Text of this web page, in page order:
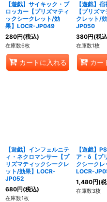
【遊戯】サイキック・ブ
ロッカー【プリズマティ
ックシークレット/効
果】LOCR-JP049
280円(税込)
在庫数6枚
カートに入れる
【遊戯】
【プリズ
クレット/
JP050
380円(税
在庫数1枚
カー
【遊戯】インフェルニテ
ィ・ネクロマンサー【プ
リズマティックシークレ
ット/効果】LOCR-
JP052
680円(税込)
在庫数1枚
【遊戯】
ア・δ【プ
クシークレ
LOCR-
1,480円(
在庫数3枚